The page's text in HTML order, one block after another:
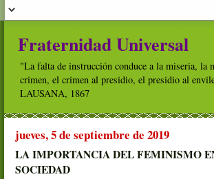
Fraternidad Universal
"La falta de instrucción conduce a la miseria, la
crimen, el crimen al presidio, el presidio al
LAUSANA, 1867
jueves, 5 de septiembre de 2019
LA IMPORTANCIA DEL FEMINISMO
SOCIEDAD